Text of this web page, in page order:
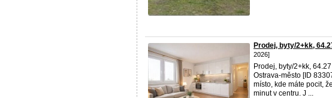
Prodej, byty/2+kk,
2026]
Prodej, byty/2+kk,
Ostrava-město [ID
místo, kde máte pocit,
minut v centru. J ...